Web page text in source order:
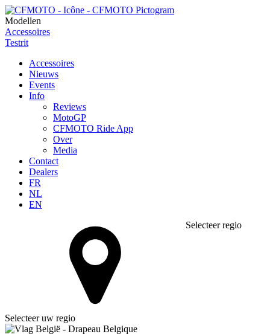
Modellen
Accessoires
Testrit
Accessoires
Nieuws
Events
Info
Reviews
MotoGP
CFMOTO Ride App
Over
Media
Contact
Dealers
FR
NL
EN
Selecteer regio
Selecteer uw regio